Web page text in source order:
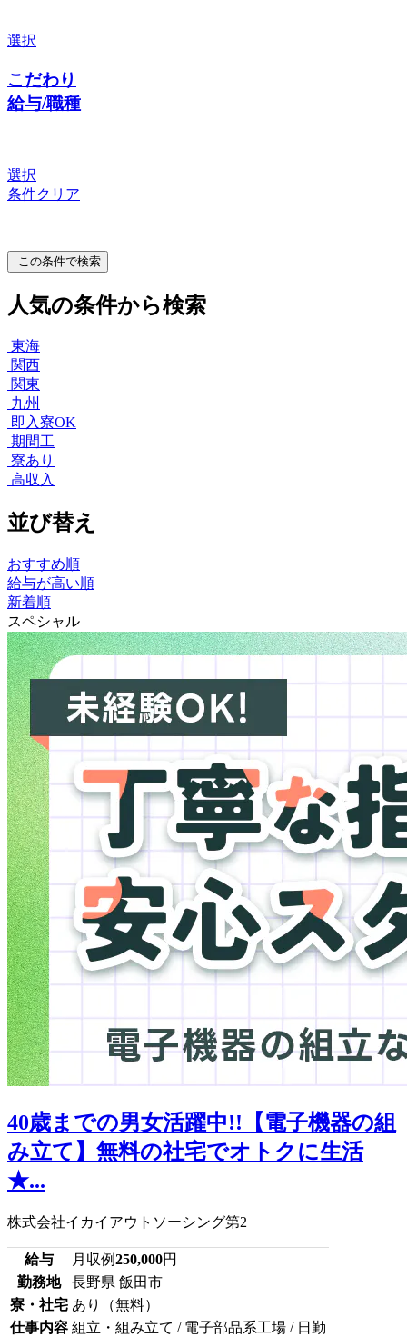
選択
こだわり
給与/職種
選択
条件クリア
この条件で検索
人気の条件から検索
東海
関西
関東
九州
即入寮OK
期間工
寮あり
高収入
並び替え
おすすめ順
給与が高い順
新着順
スペシャル
40歳までの男女活躍中!!【電子機器の組
み立て】無料の社宅でオトクに生活
★...
株式会社イカイアウトソーシング第2
給与 月収例250,000円
勤務地
長野県 飯田市
寮・社宅 あり（無料）
仕事内容 組立・組み立て / 電子部品系工場 / 日勤